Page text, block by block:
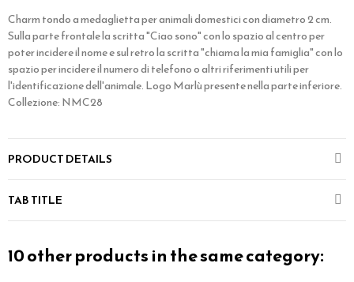
Charm tondo a medaglietta per animali domestici con diametro 2 cm.
Sulla parte frontale la scritta "Ciao sono" con lo spazio al centro per
poter incidere il nome e sul retro la scritta "chiama la mia famiglia" con lo
spazio per incidere il numero di telefono o altri riferimenti utili per
l'identificazione dell'animale. Logo Marlù presente nella parte inferiore.
Collezione: NMC28
PRODUCT DETAILS
TAB TITLE
10 other products in the same category: